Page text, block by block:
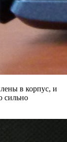
в корпус, и
сильно